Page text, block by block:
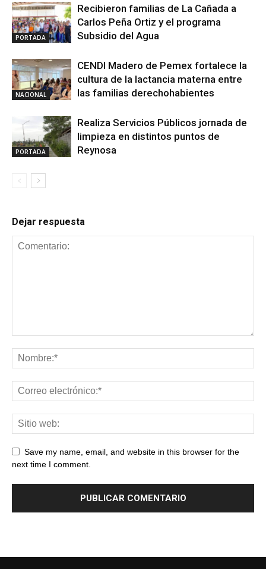
PORTADA
Recibieron familias de La Cañada a
Carlos Peña Ortiz y el programa
Subsidio del Agua
NACIONAL
CENDI Madero de Pemex fortalece la
cultura de la lactancia materna entre
las familias derechohabientes
PORTADA
Realiza Servicios Públicos jornada de
limpieza en distintos puntos de
Reynosa
Dejar respuesta
Save my name, email, and website in this browser for the
next time I comment.